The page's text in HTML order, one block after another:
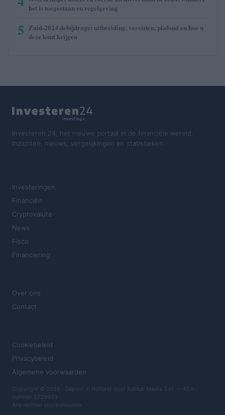
het is toegestaan en regelgeving
5 Zuid-2024 debijdrage: uitbreiding, vereisten, plafond en hoe u
deze kunt krijgen
Investeren 24, het nieuwe portaal in de financiële wereld.
Inzichten, nieuws, vergelijkingen en statistieken.
Investeringen
Financiën
Cryptovaluta
News
Fisco
Financiering
Over ons
Contact
Cookiebeleid
Privacybeleid
Algemene voorwaarden
Copyright © 2026 · Gepost in Holland door AdHub Media S.r.l. — REA-
nummer 2729933
Alle rechten voorbehouden